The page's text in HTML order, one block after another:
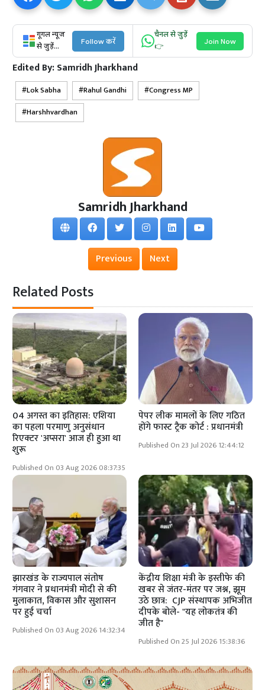
गूगल न्यूज
से जुड़ें...
Follow करें
चैनल से जुड़ें
👉
Join Now
Edited By:Samridh Jharkhand
Lok Sabha Rahul Gandhi
Congress MP
Harshhvardhan
Samridh Jharkhand
Previous Next
Related Posts
04 अगस्त का इतिहास: एशिया
का पहला परमाणु अनुसंधान
रिएक्टर 'अप्सरा' आज ही हुआ था
शुरू
Published On 03 Aug 2026 08:37:35
पेपर लीक मामलों के लिए गठित
होंगे फास्ट ट्रैक कोर्ट : प्रधानमंत्री
Published On 23 Jul 2026 12:44:12
झारखंड के राज्यपाल संतोष
गंगवार ने प्रधानमंत्री मोदी से की
मुलाकात, विकास और सुशासन
पर हुई चर्चा
Published On 03 Aug 2026 14:32:34
केंद्रीय शिक्षा मंत्री के इस्तीफे की
खबर से जंतर-मंतर पर जश्न, झूम
उठे छात्र: CJP संस्थापक अभिजीत
दीपके बोले- "यह लोकतंत्र की
जीत है"
Published On 25 Jul 2026 15:38:36